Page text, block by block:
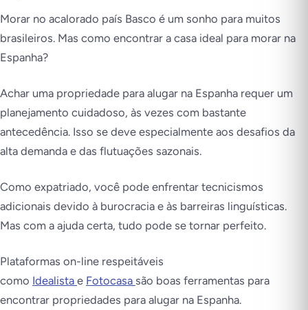
Morar no acalorado país Basco é um sonho para muitos
brasileiros. Mas como encontrar a casa ideal para morar na
Espanha?
Achar uma propriedade para alugar na Espanha requer um
planejamento cuidadoso, às vezes com bastante
antecedência. Isso se deve especialmente aos desafios da
alta demanda e das flutuações sazonais.
Como expatriado, você pode enfrentar tecnicismos
adicionais devido à burocracia e às barreiras linguísticas.
Mas com a ajuda certa, tudo pode se tornar perfeito.
Plataformas on-line respeitáveis
como Idealista e Fotocasa são boas ferramentas para
encontrar propriedades para alugar na Espanha.